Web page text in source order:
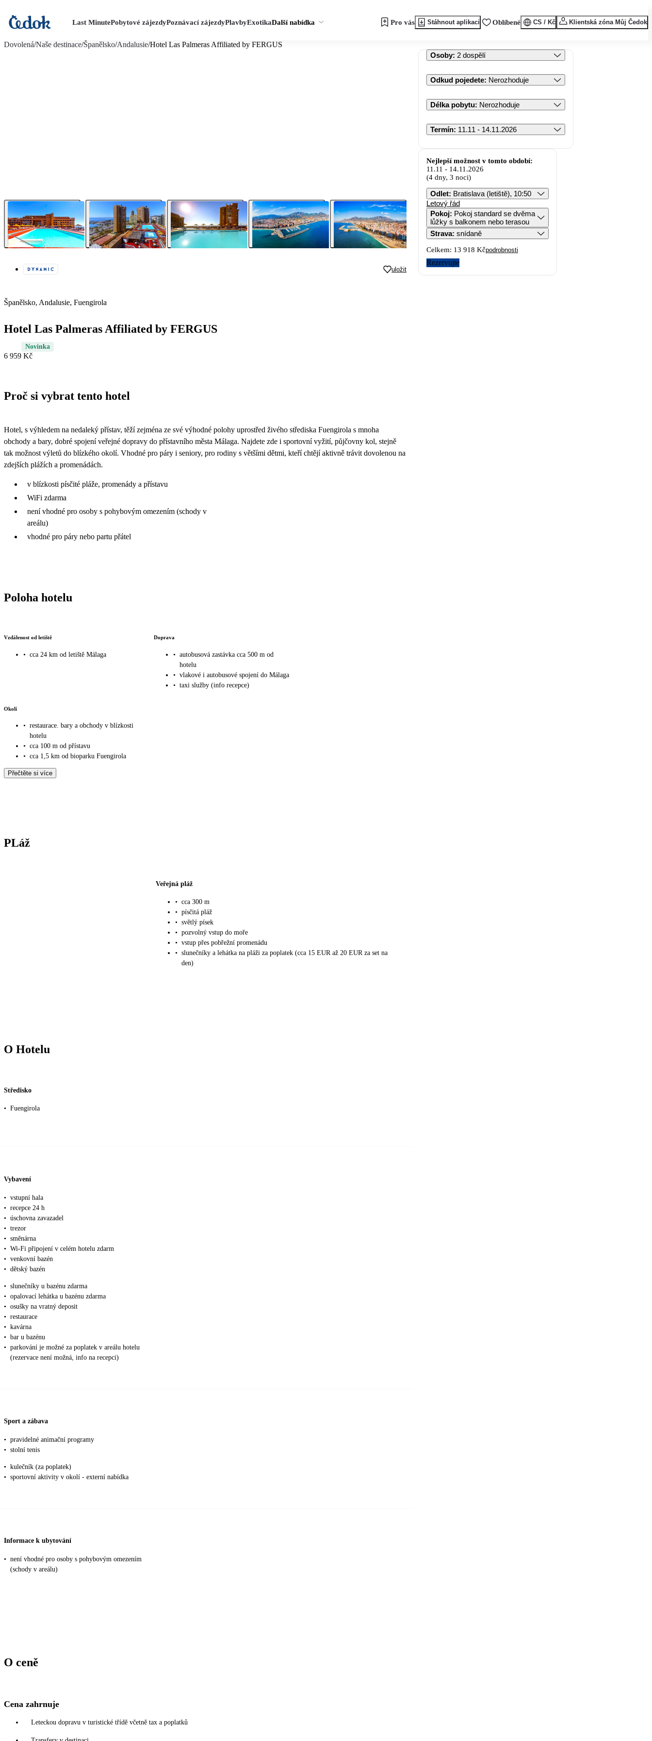
Last MinutePobytové zájezdyPoznávací zájezdyPlavbyExotikaDalší nabídka Pro vás Stáhnout aplikaci Oblíbené CS / Kč Klientská zóna Můj Čedok
Dovolená/Naše destinace/Španělsko/Andalusie/Hotel Las Palmeras Affiliated by FERGUS
uložit
Španělsko, Andalusie, Fuengirola
Hotel Las Palmeras Affiliated by FERGUS
Novinka
6 959 Kč
Proč si vybrat tento hotel
Hotel, s výhledem na nedaleký přístav, těží zejména ze své výhodné polohy uprostřed živého střediska Fuengirola s mnoha
obchody a bary, dobré spojení veřejné dopravy do přístavního města Málaga. Najdete zde i sportovní vyžití, půjčovny kol, stejně
tak možnost výletů do blízkého okolí. Vhodné pro páry i seniory, pro rodiny s většími dětmi, kteří chtějí aktivně trávit dovolenou na
zdejších plážích a promenádách.
v blízkosti písčité pláže, promenády a přístavu
WiFi zdarma
není vhodné pro osoby s pohybovým omezením (schody v
areálu)
vhodné pro páry nebo partu přátel
Poloha hotelu
Vzdálenost od letiště
• cca 24 km od letiště Málaga
Doprava
• autobusová zastávka cca 500 m od
hotelu
• vlakové i autobusové spojení do Málaga
• taxi služby (info recepce)
Okolí
• restaurace. bary a obchody v blízkosti
hotelu
• cca 100 m od přístavu
• cca 1,5 km od bioparku Fuengirola
Přečtěte si více
PLáž
Veřejná pláž
• cca 300 m
• písčitá pláž
• světlý písek
• pozvolný vstup do moře
• vstup přes pobřežní promenádu
• slunečníky a lehátka na pláži za poplatek (cca 15 EUR až 20 EUR za set na
den)
O Hotelu
Středisko
• Fuengirola
Vybavení
• vstupní hala
• recepce 24 h
• úschovna zavazadel
• trezor
• směnárna
• Wi-Fi připojení v celém hotelu zdarm
• venkovní bazén
• dětský bazén
• slunečníky u bazénu zdarma
• opalovací lehátka u bazénu zdarma
• osušky na vratný deposit
• restaurace
• kavárna
• bar u bazénu
• parkování je možné za poplatek v areálu hotelu
(rezervace není možná, info na recepci)
Sport a zábava
• pravidelné animační programy
• stolní tenis
• kulečník (za poplatek)
• sportovní aktivity v okolí - externí nabídka
Informace k ubytování
• není vhodné pro osoby s pohybovým omezením
(schody v areálu)
O ceně
Cena zahrnuje
Leteckou dopravu v turistické třídě včetně tax a poplatků
Osoby: 2 dospělí
Odkud pojedete: Nerozhoduje
Délka pobytu: Nerozhoduje
Termín: 11.11 - 14.11.2026
Nejlepší možnost v tomto období:
11.11 - 14.11.2026
(4 dny, 3 noci)
Odlet: Bratislava (letiště), 10:50
Letový řád
Pokoj: Pokoj standard se dvěma
lůžky s balkonem nebo terasou
Strava: snídaně
Celkem: 13 918 Kčpodrobnosti
Rezervujte